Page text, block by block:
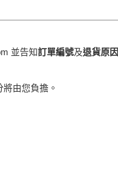
並告知訂單編號及退貨原因
由您負擔。